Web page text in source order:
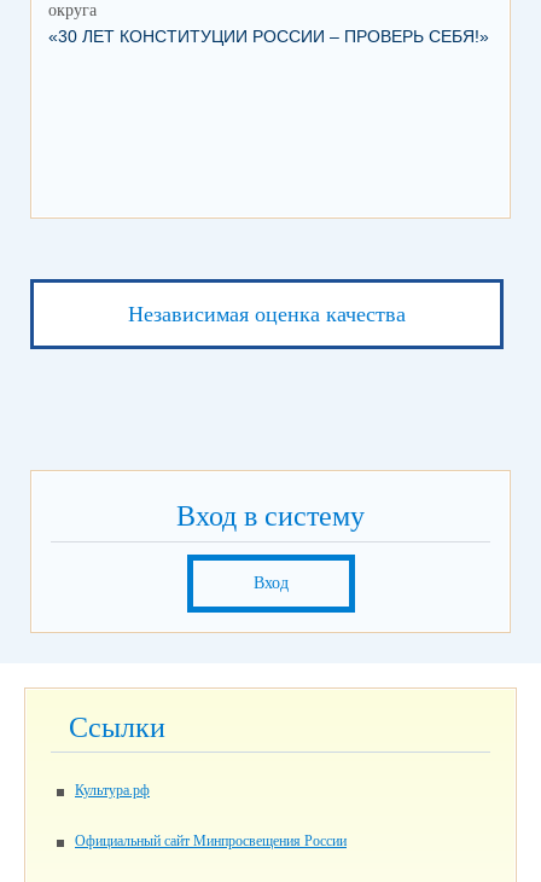
округа
«30 ЛЕТ КОНСТИТУЦИИ РОССИИ – ПРОВЕРЬ СЕБЯ!»
Независимая оценка качества
Вход в систему
Вход
Ссылки
Культура.рф
Официальный сайт Минпросвещения России